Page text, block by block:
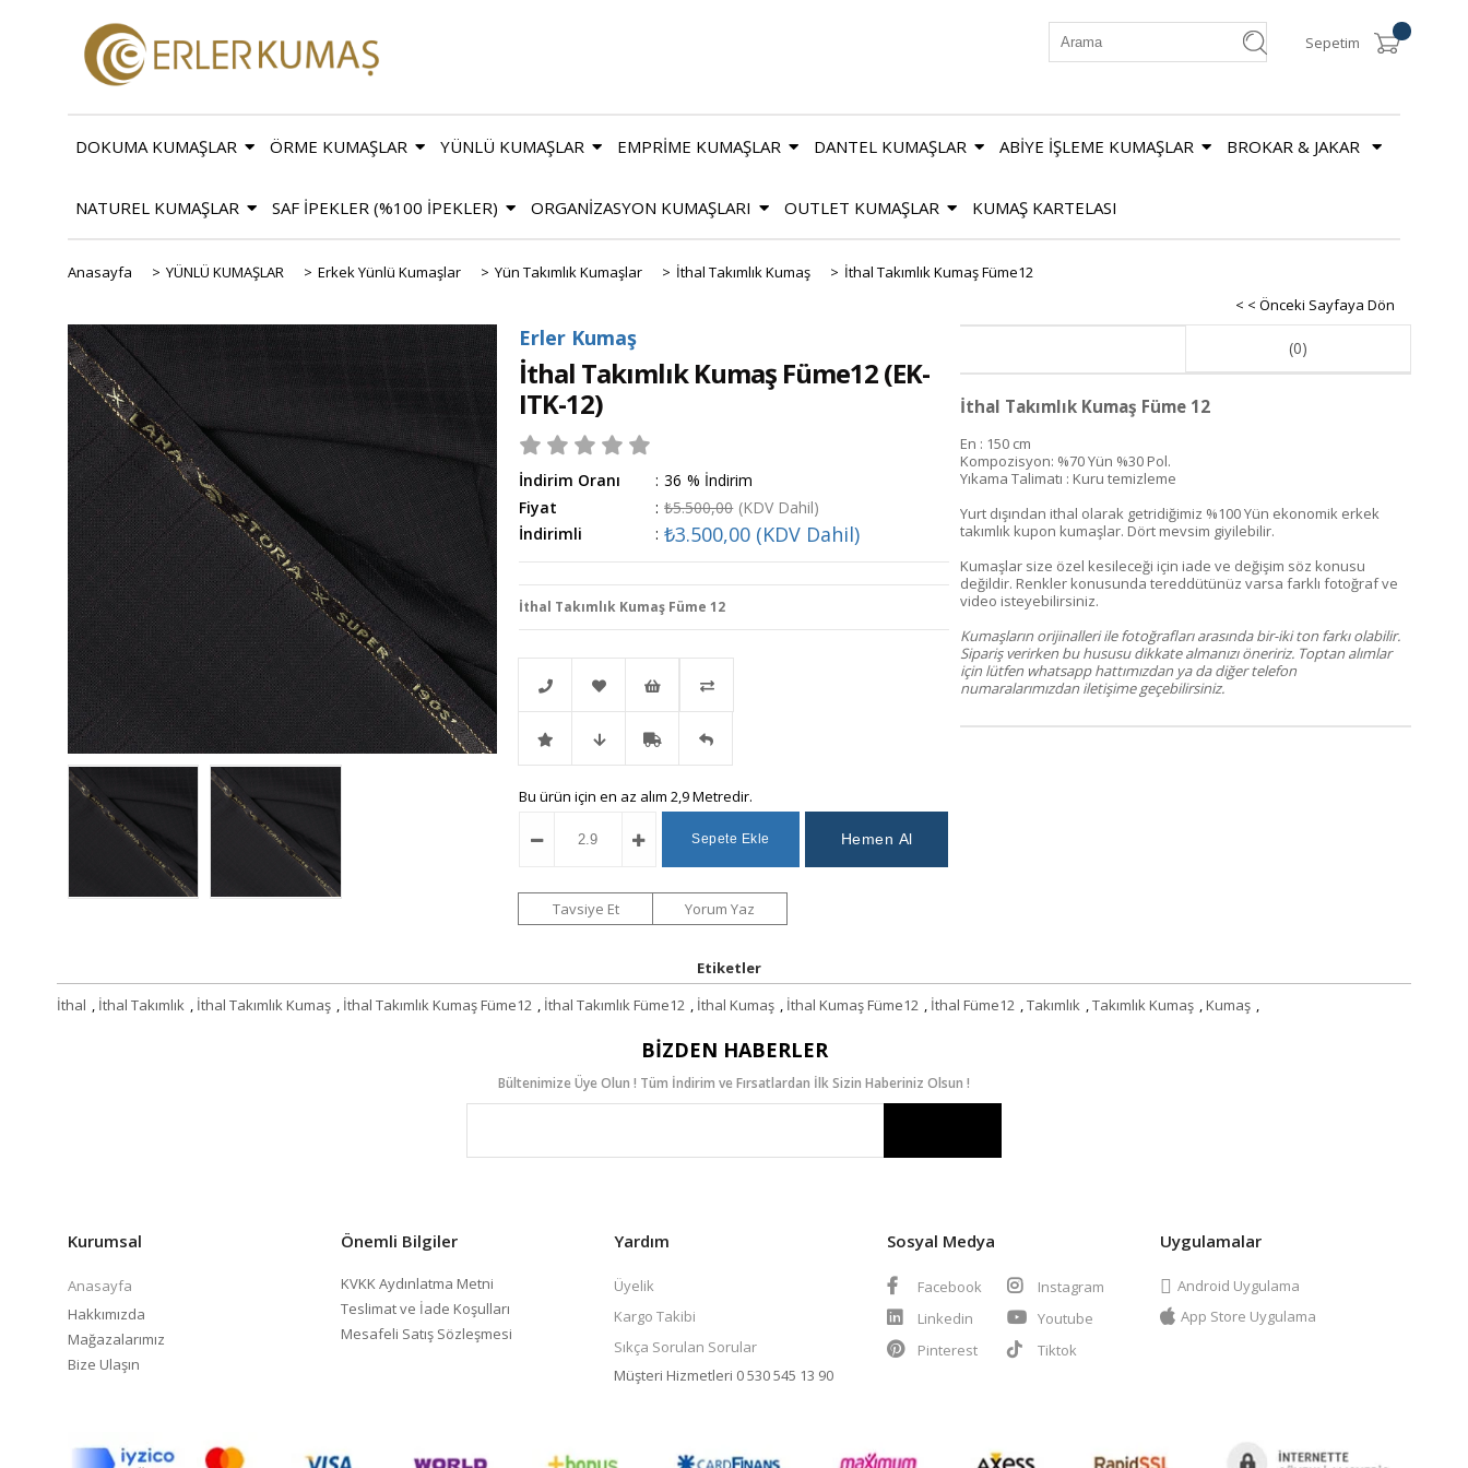
Sepetim
DOKUMA KUMAŞLAR ÖRME KUMAŞLAR YÜNLÜ KUMAŞLAR EMPRİME KUMAŞLAR DANTEL KUMAŞLAR ABİYE İŞLEME KUMAŞLAR BROKAR & JAKAR
NATUREL KUMAŞLAR SAF İPEKLER (%100 İPEKLER) ORGANİZASYON KUMAŞLARI OUTLET KUMAŞLAR KUMAŞ KARTELASI
Anasayfa > YÜNLÜ KUMAŞLAR > Erkek Yünlü Kumaşlar > Yün Takımlık Kumaşlar > İthal Takımlık Kumaş > İthal Takımlık Kumaş Füme12
< < Önceki Sayfaya Dön
Erler Kumaş
İthal Takımlık Kumaş Füme12(EK-
ITK-12)
İndirim Oranı : %
36
İndirim
Fiyat
: ₺5.500,00 (KDV Dahil)
İndirimli
: ₺3.500,00 (KDV Dahil)
İthal Takımlık Kumaş Füme 12
Telefonla
Sipariş
Favorilere
Ekle
İstek
Listeme
Ekle
Karşılaştır
İndirimli Fiyat
Düşünce
Haber
Kargo
Bedava
Gelince
Haber
Ver
Bu ürün için en az alım 2,9 Metredir.
Tavsiye Et Yorum Yaz
(0)
İthal Takımlık Kumaş Füme 12
En : 150 cm
Kompozisyon: %70 Yün %30 Pol.
Yıkama Talimatı : Kuru temizleme
Yurt dışından ithal olarak getridiğimiz %100 Yün ekonomik erkek
takımlık kupon kumaşlar. Dört mevsim giyilebilir.
Kumaşlar size özel kesileceği için iade ve değişim söz konusu
değildir. Renkler konusunda tereddütünüz varsa farklı fotoğraf ve
video isteyebilirsiniz.
Kumaşların orijinalleri ile fotoğrafları arasında bir-iki ton farkı olabilir.
Sipariş verirken bu hususu dikkate almanızı öneririz. Toptan alımlar
için lütfen whatsapp hattımızdan ya da diğer telefon
numaralarımızdan iletişime geçebilirsiniz.
Etiketler
İthal , İthal Takımlık , İthal Takımlık Kumaş , İthal Takımlık Kumaş Füme12 , İthal Takımlık Füme12 , İthal Kumaş , İthal Kumaş Füme12 , İthal Füme12 ,Takımlık ,Takımlık Kumaş ,Kumaş ,
BIZDEN HABERLER
Bültenimize Üye Olun ! Tüm İndirim ve Fırsatlardan İlk Sizin Haberiniz Olsun !
Kurumsal
Anasayfa
Hakkımızda
Mağazalarımız
Bize Ulaşın
Önemli Bilgiler
KVKK Aydınlatma Metni
Teslimat ve İade Koşulları
Mesafeli Satış Sözleşmesi
Yardım
Üyelik
Kargo Takibi
Sıkça Sorulan Sorular
Müşteri Hizmetleri 0 530 545 13 90
Sosyal Medya
Facebook
Instagram
Linkedin
Youtube
Pinterest
Tiktok
Uygulamalar
Android Uygulama
App Store Uygulama